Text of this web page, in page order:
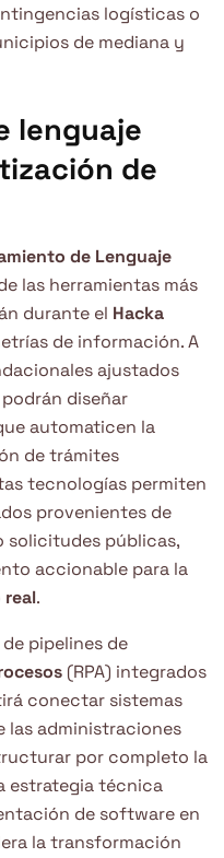
logísticas o
de mediana y
lenguaje
de
de Lenguaje
las herramientas más
durante el Hacka
de información. A
ajustados
diseñar
automaticen la
de trámites
tecnologías permiten
provenientes de
solicitudes públicas,
accionable para la
real.
pipelines de
(RPA) integrados
conectar sistemas
las administraciones
por completo la
estrategia técnica
de software en
la transformación